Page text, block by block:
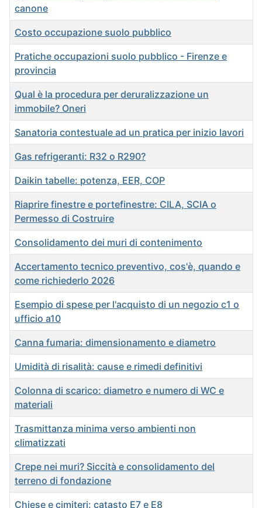
canone
Costo occupazione suolo pubblico
Pratiche occupazioni suolo pubblico - Firenze e
provincia
Qual è la procedura per deruralizzazione un
immobile? Oneri
Sanatoria contestuale ad un pratica per inizio lavori
Gas refrigeranti: R32 o R290?
Daikin tabelle: potenza, EER, COP
Riaprire finestre e portefinestre: CILA, SCIA o
Permesso di Costruire
Consolidamento dei muri di contenimento
Accertamento tecnico preventivo, cos'è, quando e
come richiederlo 2026
Esempio di spese per l'acquisto di un negozio c1 o
ufficio a10
Canna fumaria: dimensionamento e diametro
Umidità di risalità: cause e rimedi definitivi
Colonna di scarico: diametro e numero di WC e
materiali
Trasmittanza minima verso ambienti non
climatizzati
Crepe nei muri? Siccità e consolidamento del
terreno di fondazione
Chiese e cimiteri: catasto E7 e E8